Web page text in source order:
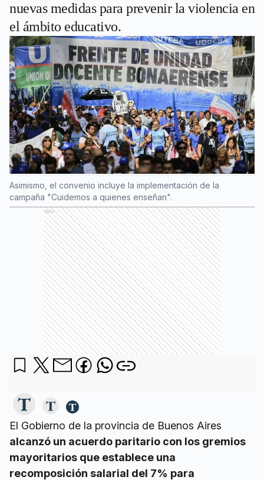
nuevas medidas para prevenir la violencia en
el ámbito educativo.
Asimismo, el convenio incluye la implementación de la
campaña "Cuidemos a quienes enseñan".
Ads
El Gobierno de la provincia de Buenos Aires
alcanzó un acuerdo paritario con los gremios
mayoritarios que establece una
recomposición salarial del 7% para